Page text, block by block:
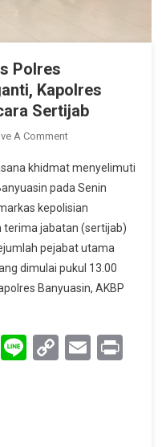
Polres
Kapolres
Sertijab
A CommentOn
Pejabat
Strategis
Polres
Banyuasin
Resmi
Berganti,
Kapolres
Upacara
Sertijab
khidmat menyelimuti
pada Senin
kepolisian
terima jabatan (sertijab)
pejabat utama
dimulai pukul 13.00
Banyuasin, AKBP
LineCopyEmail